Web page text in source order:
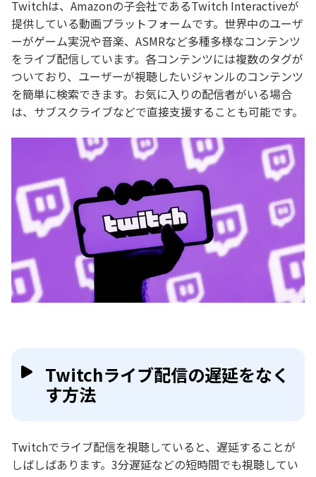
Twitchは、Amazonの子会社であるTwitch Interactiveが
提供している動画プラットフォームです。世界中のユーザ
ーがゲーム実況や音楽、ASMRなど多種多様なコンテンツ
をライブ配信しています。各コンテンツには複数のタグが
ついており、ユーザーが視聴したいジャンルのコンテンツ
を簡単に検索できます。お気に入りの配信者がいる場合
は、サブスクライブなどで直接支援することも可能です。
Twitchライブ配信の遅延をなく
す方法
Twitchでライブ配信を視聴していると、遅延することが
しばしばあります。3分遅延などの短時間でも視聴してい